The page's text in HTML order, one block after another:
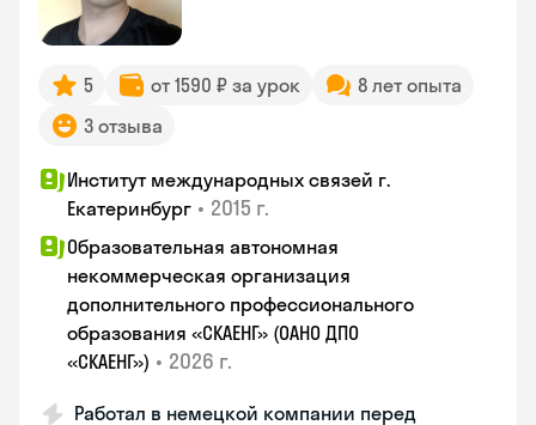
5 от 1590 ₽ за урок
8 лет опыта
3 отзыва
Институт международных связей г.
Екатеринбург • 2015 г.
Образовательная автономная
некоммерческая организация
дополнительного профессионального
образования «СКАЕНГ» (ОАНО ДПО
«СКАЕНГ») • 2026 г.
Работал в немецкой компании перед